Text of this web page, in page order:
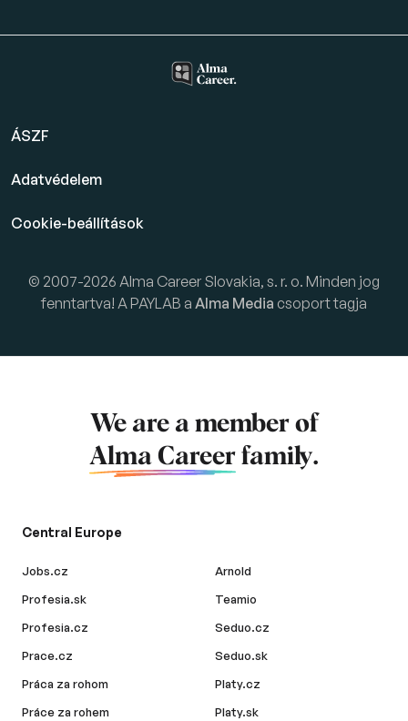
ÁSZF
Adatvédelem
Cookie-beállítások
© 2007-2026 Alma Career Slovakia, s. r. o. Minden jog
fenntartva! A PAYLAB a Alma Media csoport tagja
We are a member of
Alma Career family.
Central Europe
Jobs.cz
Profesia.sk
Profesia.cz
Prace.cz
Práca za rohom
Práce za rohem
Arnold
Teamio
Seduo.cz
Seduo.sk
Platy.cz
Platy.sk